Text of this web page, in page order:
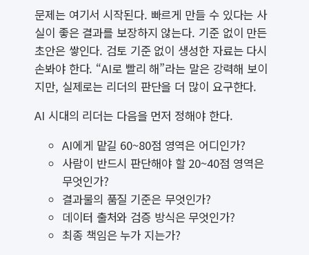
문제는 여기서 시작된다. 빠르게 만들 수 있다는 사
실이 좋은 결과를 보장하지 않는다. 기준 없이 만든
초안은 쌓인다. 검토 기준 없이 생성한 자료는 다시
손봐야 한다. “AI로 빨리 해”라는 말은 강력해 보이
지만, 실제로는 리더의 판단을 더 많이 요구한다.
AI 시대의 리더는 다음을 먼저 정해야 한다.
AI에게 맡길 60~80점 영역은 어디인가?
사람이 반드시 판단해야 할 20~40점 영역은
무엇인가?
결과물의 품질 기준은 무엇인가?
데이터 출처와 검증 방식은 무엇인가?
최종 책임은 누가 지는가?